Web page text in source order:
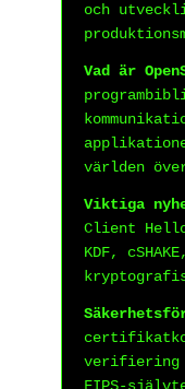
och
Vad är
världen
Viktiga
Client Hello
KDF,
verifiering